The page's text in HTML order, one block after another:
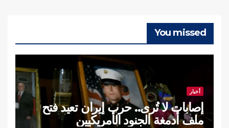
You missed
أخبار
إصابات لا تُرى.. حرب إيران تعيد فتح
ملف أدمغة الجنود الأمريكيين